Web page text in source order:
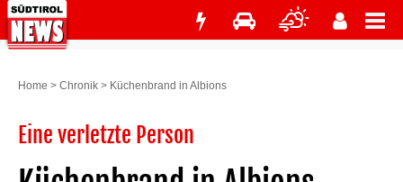
Home > Chronik > Küchenbrand in Albions
Eine verletzte Person